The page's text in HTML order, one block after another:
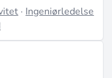
· Ingeniørledelse